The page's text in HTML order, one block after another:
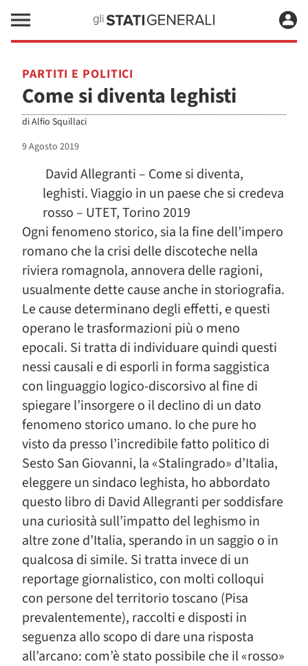
PARTITI E POLITICI
Come si diventa leghisti
diAlfio Squillaci
9 Agosto 2019
David Allegranti – Come si diventa,
leghisti. Viaggio in un paese che si credeva
rosso – UTET, Torino 2019
Ogni fenomeno storico, sia la fine dell’impero
romano che la crisi delle discoteche nella
riviera romagnola, annovera delle ragioni,
usualmente dette cause anche in storiografia.
Le cause determinano degli effetti, e questi
operano le trasformazioni più o meno
epocali. Si tratta di individuare quindi questi
nessi causali e di esporli in forma saggistica
con linguaggio logico-discorsivo al fine di
spiegare l’insorgere o il declino di un dato
fenomeno storico umano. Io che pure ho
visto da presso l’incredibile fatto politico di
Sesto San Giovanni, la «Stalingrado» d’Italia,
eleggere un sindaco leghista, ho abbordato
questo libro di David Allegranti per soddisfare
una curiosità sull’impatto del leghismo in
altre zone d’Italia, sperando in un saggio o in
qualcosa di simile. Si tratta invece di un
reportage giornalistico, con molti colloqui
con persone del territorio toscano (Pisa
prevalentemente), raccolti e disposti in
seguenza allo scopo di dare una risposta
all’arcano: com’è stato possibile che il «rosso»